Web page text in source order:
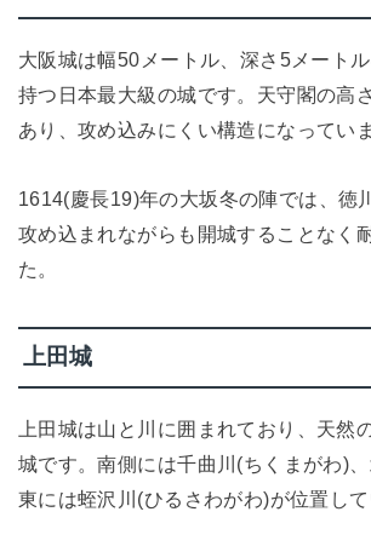
大阪城は幅50メートル、深さ5メート
持つ日本最大級の城です。天守閣の高
あり、攻め込みにくい構造になっていま
1614(慶長19)年の大坂冬の陣では、徳
攻め込まれながらも開城することなく
た。
上田城
上田城は山と川に囲まれており、天然
城です。南側には千曲川(ちくまがわ)、
東には蛭沢川(ひるさわがわ)が位置して